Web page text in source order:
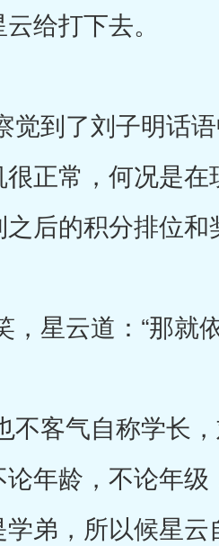
给打下去。
了刘子明话语
很正常，何况是
后的积分排位和
云道：“那就
气自称学长，
年龄，不论年
弟，所以候星